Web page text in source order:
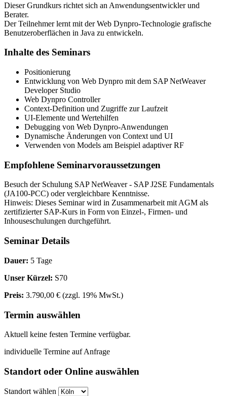
Dieser Grundkurs richtet sich an Anwendungsentwickler und
Berater.
Der Teilnehmer lernt mit der Web Dynpro-Technologie grafische
Benutzeroberflächen in Java zu entwickeln.
Inhalte des Seminars
Positionierung
Entwicklung von Web Dynpro mit dem SAP NetWeaver
Developer Studio
Web Dynpro Controller
Context-Definition und Zugriffe zur Laufzeit
UI-Elemente und Wertehilfen
Debugging von Web Dynpro-Anwendungen
Dynamische Änderungen von Context und UI
Verwenden von Models am Beispiel adaptiver RF
Empfohlene Seminarvoraussetzungen
Besuch der Schulung SAP NetWeaver - SAP J2SE Fundamentals
(JA100-PCC) oder vergleichbare Kenntnisse.
Hinweis: Dieses Seminar wird in Zusammenarbeit mit AGM als
zertifizierter SAP-Kurs in Form von Einzel-, Firmen- und
Inhouseschulungen durchgeführt.
Seminar Details
Dauer: 5 Tage
Unser Kürzel: S70
Preis: 3.790,00 € (zzgl. 19% MwSt.)
Termin auswählen
Aktuell keine festen Termine verfügbar.
individuelle Termine auf Anfrage
Standort oder Online auswählen
Standort wählen